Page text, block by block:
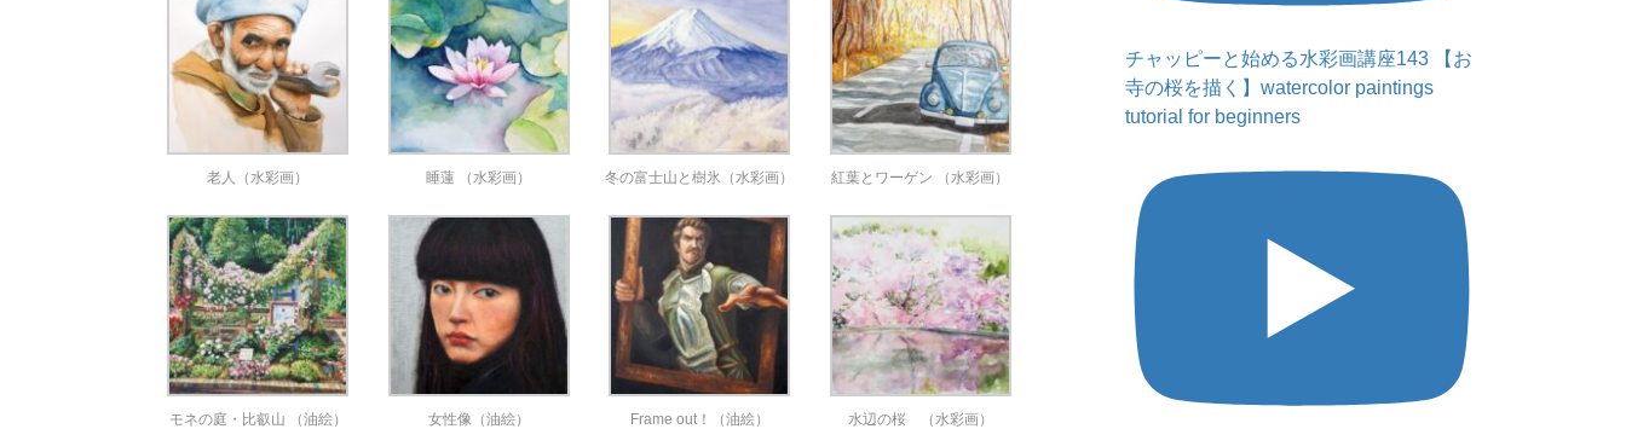
老人（水彩画） 睡蓮 （水彩画） 冬の富士山と樹氷（水彩画） 紅葉とワーゲン （水彩画）
モネの庭・比叡山 （油絵） 女性像（油絵） Frame out！（油絵） 水辺の桜 （水彩画）
チャッピーと始める水彩画講座143 【お
寺の桜を描く】watercolor paintings
tutorial for beginners